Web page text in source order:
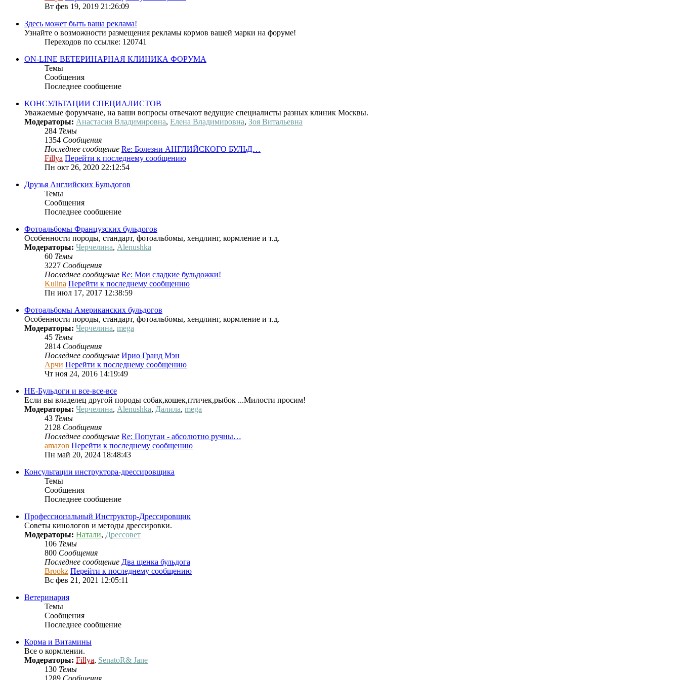
Вт фев 19, 2019 21:26:09
Здесь может быть ваша реклама!
Узнайте о возможности размещения рекламы кормов вашей марки на форуме!
Переходов по ссылке: 120741
ON-LINE ВЕТЕРИНАРНАЯ КЛИНИКА ФОРУМА
Темы
Сообщения
Последнее сообщение
КОНСУЛЬТАЦИИ СПЕЦИАЛИСТОВ
Уважаемые форумчане, на ваши вопросы отвечают ведущие специалисты разных клиник Москвы.
Модераторы: Анастасия Владимировна, Елена Владимировна, Зоя Витальевна
284 Темы
1354 Сообщения
Последнее сообщение Re: Болезни АНГЛИЙСКОГО БУЛЬД…
Fillya Перейти к последнему сообщению
Пн окт 26, 2020 22:12:54
Друзья Английских Бульдогов
Темы
Сообщения
Последнее сообщение
Фотоальбомы Французских бульдогов
Особенности породы, стандарт, фотоальбомы, хендлинг, кормление и т.д.
Модераторы: Черчелина, Alenushka
60 Темы
3227 Сообщения
Последнее сообщение Re: Мои сладкие бульдожки!
Kulina Перейти к последнему сообщению
Пн июл 17, 2017 12:38:59
Фотоальбомы Американских бульдогов
Особенности породы, стандарт, фотоальбомы, хендлинг, кормление и т.д.
Модераторы: Черчелина, mega
45 Темы
2814 Сообщения
Последнее сообщение Ирио Гранд Мэн
Арчи Перейти к последнему сообщению
Чт ноя 24, 2016 14:19:49
НЕ-Бульдоги и все-все-все
Если вы владелец другой породы собак,кошек,птичек,рыбок ...Милости просим!
Модераторы: Черчелина, Alenushka, Далила, mega
43 Темы
2128 Сообщения
Последнее сообщение Re: Попугаи - абсолютно ручны…
amazon Перейти к последнему сообщению
Пн май 20, 2024 18:48:43
Консультации инструктора-дрессировщика
Темы
Сообщения
Последнее сообщение
Профессиональный Инcтруктор-Дрессировщик
Советы кинологов и методы дрессировки.
Модераторы: Натали, Дрессовет
106 Темы
800 Сообщения
Последнее сообщение Два щенка бульдога
Brookz Перейти к последнему сообщению
Вс фев 21, 2021 12:05:11
Ветеринария
Темы
Сообщения
Последнее сообщение
Корма и Витамины
Все о кормлении.
Модераторы: Fillya, SenatoR& Jane
130 Темы